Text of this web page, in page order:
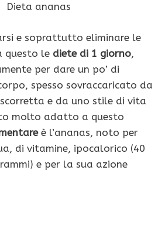
e soprattutto eliminare le
questo le diete di 1 giorno,
per dare un po’ di
spesso sovraccaricato da
e da uno stile di vita
molto adatto a questo
è l’ananas, noto per
di vitamine, ipocalorico (40
e per la sua azione